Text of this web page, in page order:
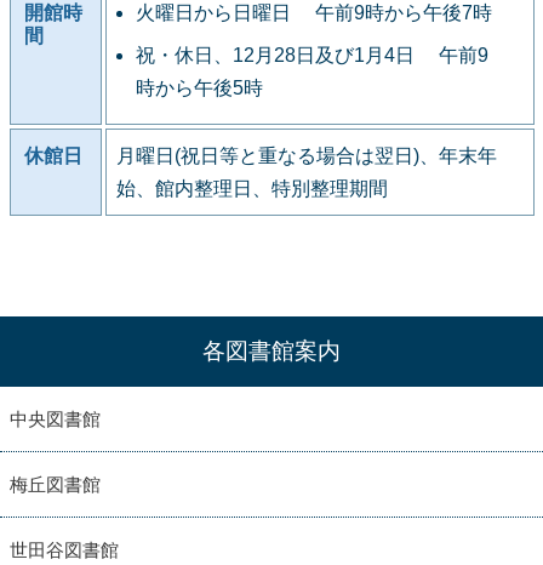
開館時
間
火曜日から日曜日 午前9時から午後7時
祝・休日、12月28日及び1月4日 午前9
時から午後5時
休館日
月曜日(祝日等と重なる場合は翌日)、年末年
始、館内整理日、特別整理期間
各図書館案内
中央図書館
梅丘図書館
世田谷図書館